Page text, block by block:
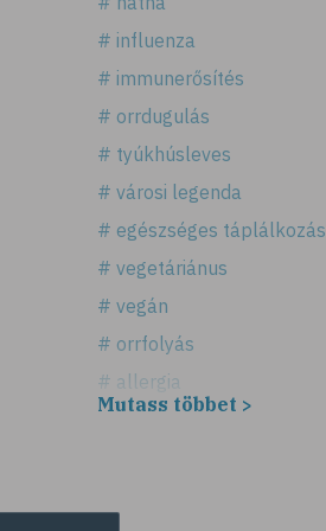
# influenza
# immunerősítés
# orrdugulás
# tyúkhúsleves
# városi legenda
# egészséges táplálkozás
# vegetáriánus
# vegán
# orrfolyás
# allergia
Mutass többet >